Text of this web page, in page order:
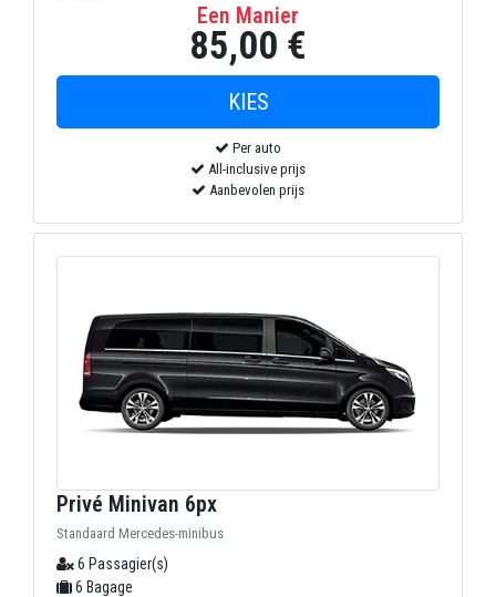
Een Manier
85,00 €
Per auto
All-inclusive prijs
Aanbevolen prijs
Privé Minivan 6px
Standaard Mercedes-minibus
6 Passagier(s)
6 Bagage